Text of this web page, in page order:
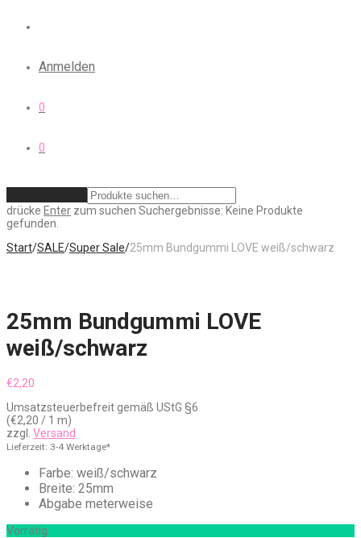
Anmelden
0
0
drücke Enter zum suchen Suchergebnisse: Keine Produkte
gefunden.
Start/SALE/Super Sale/25mm Bundgummi LOVE weiß/schwarz
25mm Bundgummi LOVE
weiß/schwarz
€2,20
Umsatzsteuerbefreit gemäß UStG §6
(€2,20 / 1 m)
zzgl. Versand
Lieferzeit: 3-4 Werktage*
Farbe: weiß/schwarz
Breite: 25mm
Abgabe meterweise
Vorrätig